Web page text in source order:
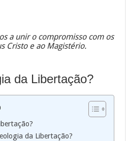
a unir o compromisso com os
Cristo e ao Magistério.
da Libertação?
da Libertação?